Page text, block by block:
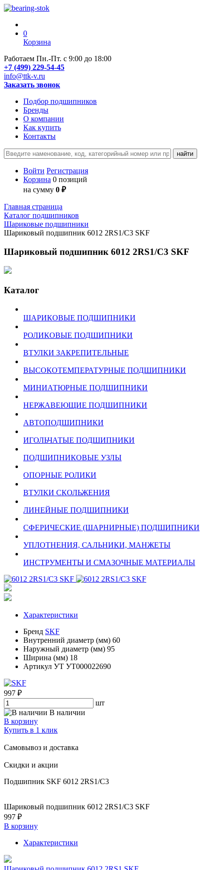
0
Корзина
Работаем Пн.-Пт. с 9:00 до 18:00
+7 (499) 229-54-45
info@ttk-v.ru
Заказать звонок
Подбор подшипников
Бренды
О компании
Как купить
Контакты
Войти Регистрация
Корзина 0 позиций
на сумму 0 ₽
Главная страница
Каталог подшипников
Шариковые подшипники
Шариковый подшипник 6012 2RS1/C3 SKF
Шариковый подшипник 6012 2RS1/C3 SKF
Каталог
ШАРИКОВЫЕ ПОДШИПНИКИ
РОЛИКОВЫЕ ПОДШИПНИКИ
ВТУЛКИ ЗАКРЕПИТЕЛЬНЫЕ
ВЫСОКОТЕМПЕРАТУРНЫЕ ПОДШИПНИКИ
МИНИАТЮРНЫЕ ПОДШИПНИКИ
НЕРЖАВЕЮЩИЕ ПОДШИПНИКИ
АВТОПОДШИПНИКИ
ИГОЛЬЧАТЫЕ ПОДШИПНИКИ
ПОДШИПНИКОВЫЕ УЗЛЫ
ОПОРНЫЕ РОЛИКИ
ВТУЛКИ СКОЛЬЖЕНИЯ
ЛИНЕЙНЫЕ ПОДШИПНИКИ
СФЕРИЧЕСКИЕ (ШАРНИРНЫЕ) ПОДШИПНИКИ
УПЛОТНЕНИЯ, САЛЬНИКИ, МАНЖЕТЫ
ИНСТРУМЕНТЫ И СМАЗОЧНЫЕ МАТЕРИАЛЫ
Характеристики
Бренд SKF
Внутренний диаметр (мм) 60
Наружный диаметр (мм) 95
Ширина (мм) 18
Артикул УТ УТ000022690
997 ₽
шт
В наличии
В корзину
Купить в 1 клик
Самовывоз и доставка
Скидки и акции
Подшипник SKF 6012 2RS1/C3
Шариковый подшипник 6012 2RS1/C3 SKF
997 ₽
В корзину
Характеристики